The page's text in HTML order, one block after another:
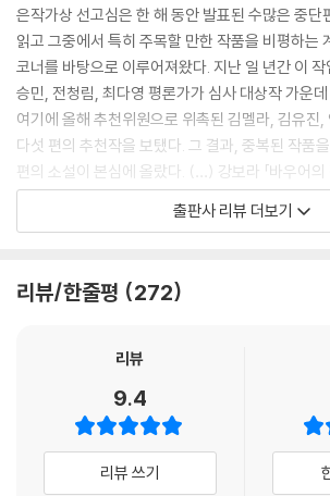
은작가상 선고심은 한 해 동안 발표된 수많은 중단
읽고 그중에서 특히 주목할 만한 작품을 비평하는
코너를 바탕으로 이루어져왔다. 지난 일 년간 이
승민, 전청림, 최다영 평론가가 심사 대상작 가운
여기에 올해 추천위원으로 위촉된 김멜라, 김유진
다섯 편의 추천작을 보탰다. 그 결과, 중복된 작품
편의 소설이 본심에 올랐다. (…) 강보라 「바우어의
의 반」, 서장원 「리틀 프라이드」, 성해나 「길티 클
령 「원경」, 이희주 「최애의 아이」, 현호정 「~~
이 오히려 믿음이 되곤 하는 인간사의 질긴 아이러
고, 그로테스크하지만 우아한 아이러니가 은은하
자분들께 진심을 담은 축하와 감사의 인사를 전한다
백온유, 「반의반의 반」 가족의 주축이자 자랑이었
영과 독선으로 외형을 겨우 유지해온, 고립과 외로
출판사 리뷰 더보기
리뷰/한줄평 272
리뷰
9.4
리뷰 쓰기